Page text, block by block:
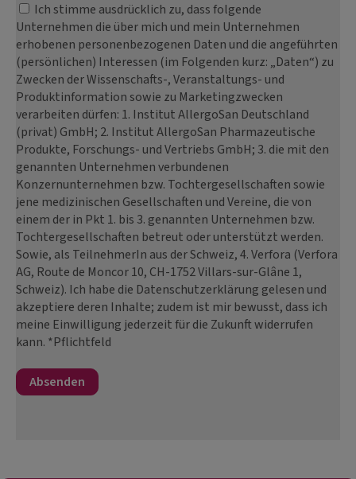
Ich stimme ausdrücklich zu, dass folgende
Unternehmen die über mich und mein Unternehmen
erhobenen personenbezogenen Daten und die angeführten
(persönlichen) Interessen (im Folgenden kurz: „Daten“) zu
Zwecken der Wissenschafts-, Veranstaltungs- und
Produktinformation sowie zu Marketingzwecken
verarbeiten dürfen: 1. Institut AllergoSan Deutschland
(privat) GmbH; 2. Institut AllergoSan Pharmazeutische
Produkte, Forschungs- und Vertriebs GmbH; 3. die mit den
genannten Unternehmen verbundenen
Konzernunternehmen bzw. Tochtergesellschaften sowie
jene medizinischen Gesellschaften und Vereine, die von
einem der in Pkt 1. bis 3. genannten Unternehmen bzw.
Tochtergesellschaften betreut oder unterstützt werden.
Sowie, als TeilnehmerIn aus der Schweiz, 4. Verfora (Verfora
AG, Route de Moncor 10, CH-1752 Villars-sur-Glâne 1,
Schweiz). Ich habe die Datenschutzerklärung gelesen und
akzeptiere deren Inhalte; zudem ist mir bewusst, dass ich
meine Einwilligung jederzeit für die Zukunft widerrufen
kann. *Pflichtfeld